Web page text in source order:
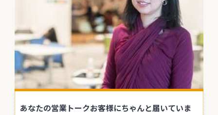
あなたの営業トークお客様にちゃんと届いていま